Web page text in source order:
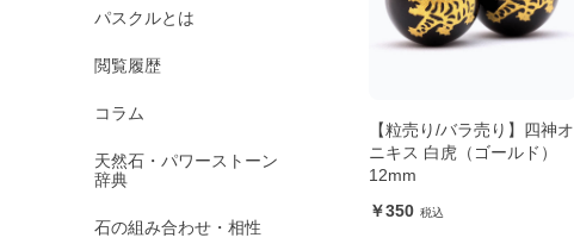
パスクルとは
閲覧履歴
コラム
天然石・パワーストーン
辞典
石の組み合わせ・相性
【粒売り/バラ売り】四神オ
ニキス 白虎（ゴールド）
12mm
350